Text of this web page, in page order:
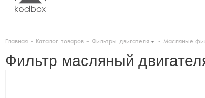
Главная - Каталог товаров - Фильтры двигателя - Масляные
Фильтр масляный